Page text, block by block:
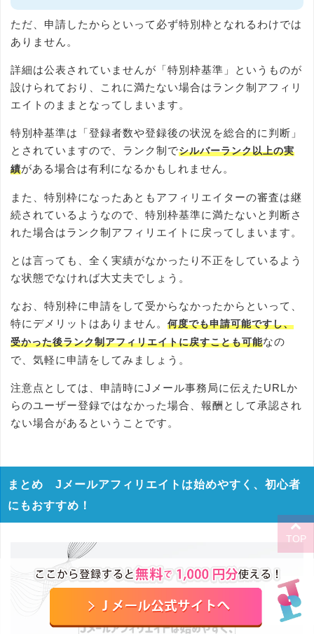
ただ、申請したからといって必ず特別枠となれるわけでは
ありません。
詳細は公表されていませんが「特別枠基準」というものが
設けられており、これに満たない場合はランク制アフィリ
エイトのままとなってしまいます。
特別枠基準は「登録者数や登録後の状況を総合的に判断」
とされていますので、ランク制でシルバーランク以上の実
績がある場合は有利になるかもしれません。
また、特別枠になったあともアフィリエイターの審査は継
続されているようなので、特別枠基準に満たないと判断さ
れた場合はランク制アフィリエイトに戻ってしまいます。
とは言っても、全く実績がなかったり不正をしているよう
な状態でなければ大丈夫でしょう。
なお、特別枠に申請をして受からなかったからといって、
特にデメリットはありません。 何度でも申請可能ですし、
受かった後ランク制アフィリエイトに戻すことも可能なの
で、気軽に申請をしてみましょう。
注意点としては、申請時にJメール事務局に伝えたURLか
らのユーザー登録ではなかった場合、報酬として承認され
ない場合があるということです。
まとめ Jメールアフィリエイトは始めやすく、初心者
にもおすすめ！
TOP